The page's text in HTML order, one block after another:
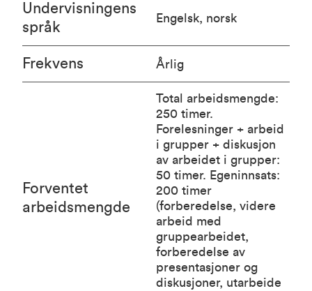
Undervisningens
språk
Engelsk, norsk
Frekvens Årlig
Forventet
arbeidsmengde
Total arbeidsmengde:
250 timer.
Forelesninger + arbeid
i grupper + diskusjon
av arbeidet i grupper:
50 timer. Egeninnsats:
200 timer
(forberedelse, videre
arbeid med
gruppearbeidet,
forberedelse av
presentasjoner og
diskusjoner, utarbeide